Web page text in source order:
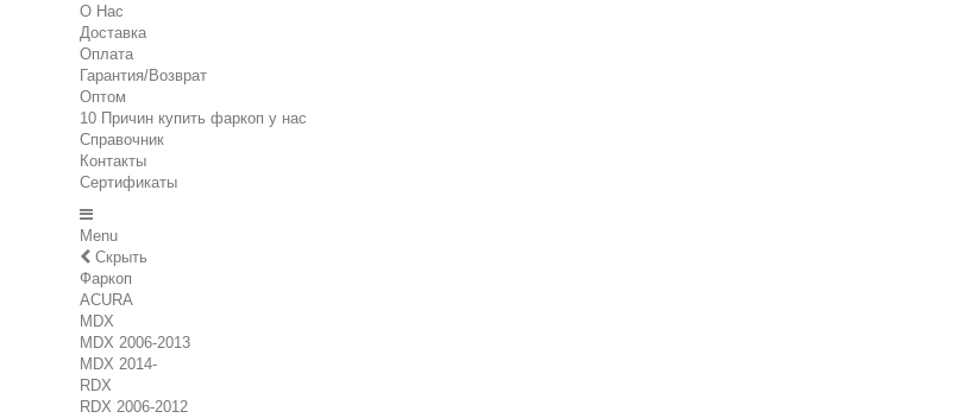
О Нас
Доставка
Оплата
Гарантия/Возврат
Оптом
10 Причин купить фаркоп у нас
Справочник
Контакты
Сертификаты
Menu
Скрыть
Фаркоп
ACURA
MDX
MDX 2006-2013
MDX 2014-
RDX
RDX 2006-2012